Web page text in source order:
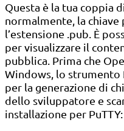
Questa è la tua coppia
normalmente, la
l’estensione .pub. È
per visualizzare il
pubblica. Prima che
Windows, lo strumento
per la generazione di
dello sviluppatore e
installazione per PuTTY: